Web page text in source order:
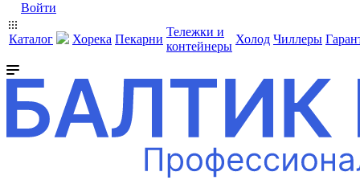
Войти
Каталог Хорека Пекарни
Тележки и
контейнеры
Холод Чиллеры